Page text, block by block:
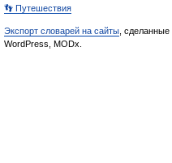
👣 Путешествия
Экспорт словарей на сайты , сделанные
WordPress, MODx.